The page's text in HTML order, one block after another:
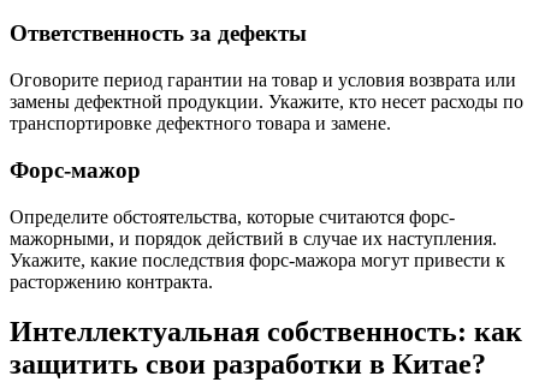
Ответственность за дефекты
Оговорите период гарантии на товар и условия возврата или
замены дефектной продукции. Укажите, кто несет расходы по
транспортировке дефектного товара и замене.
Форс-мажор
Определите обстоятельства, которые считаются форс-
мажорными, и порядок действий в случае их наступления.
Укажите, какие последствия форс-мажора могут привести к
расторжению контракта.
Интеллектуальная собственность: как
защитить свои разработки в Китае?